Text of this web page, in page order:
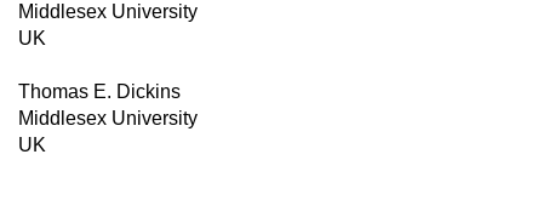
Middlesex University
UK
Thomas E. Dickins
Middlesex University
UK